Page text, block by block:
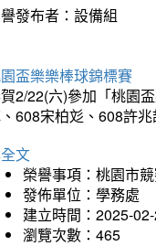
發布者：設備組
盃樂樂棒球錦標賽
2/22(六)參加「桃園
608宋柏彣、608許
文
榮譽事項：桃園市
發佈單位：學務處
建立時間：2025-
瀏覽次數：465